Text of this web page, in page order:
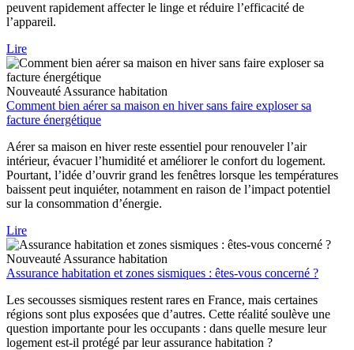
peuvent rapidement affecter le linge et réduire l’efficacité de
l’appareil.
Lire
Nouveauté Assurance habitation
Comment bien aérer sa maison en hiver sans faire exploser sa
facture énergétique
Aérer sa maison en hiver reste essentiel pour renouveler l’air
intérieur, évacuer l’humidité et améliorer le confort du logement.
Pourtant, l’idée d’ouvrir grand les fenêtres lorsque les températures
baissent peut inquiéter, notamment en raison de l’impact potentiel
sur la consommation d’énergie.
Lire
Nouveauté Assurance habitation
Assurance habitation et zones sismiques : êtes-vous concerné ?
Les secousses sismiques restent rares en France, mais certaines
régions sont plus exposées que d’autres. Cette réalité soulève une
question importante pour les occupants : dans quelle mesure leur
logement est-il protégé par leur assurance habitation ?